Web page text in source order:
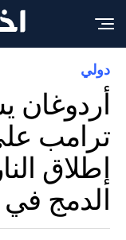
دولي
ترامب
إطلاق
الدمج